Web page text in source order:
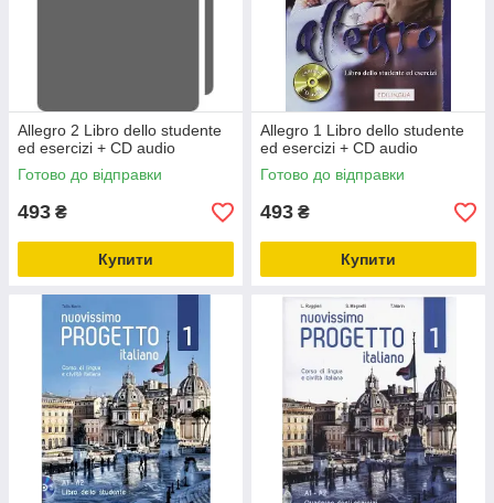
Allegro 2 Libro dello studente
ed esercizi + CD audio
Готово до відправки
493 ₴
Купити
Allegro 1 Libro dello studente
ed esercizi + CD audio
Готово до відправки
493 ₴
Купити